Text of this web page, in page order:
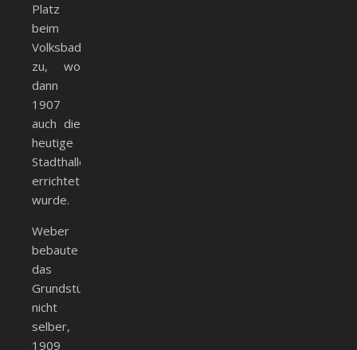
Platz
beim
Volksbad
zu, wo
dann
1907
auch die
heutige
Stadthalle
errichtet
wurde.
Weber
bebaute
das
Grundstück
nicht
selber,
1909